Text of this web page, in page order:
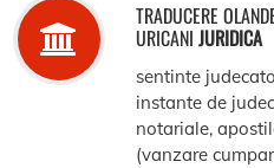
TRADUCERE
URICANI JURIDICA
sentinte
instante de
notariale,
(vanzare